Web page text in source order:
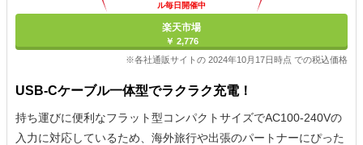
ル毎日開催中
楽天市場
￥ 2,776
※各社通販サイトの 2024年10月17日時点 での税込価格
USB-Cケーブル一体型でラクラク充電！
持ち運びに便利なフラット型コンパクトサイズでAC100-240Vの
入力に対応しているため、海外旅行や出張のパートナーにぴった